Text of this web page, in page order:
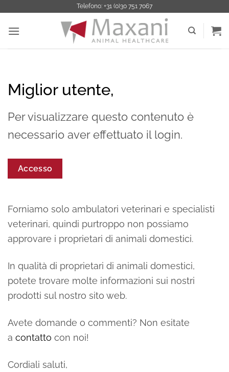
contenuti
Telefono: +31 (0)30 751 7067
Miglior utente,
Per visualizzare questo contenuto è
necessario aver effettuato il login.
Accesso
Forniamo solo ambulatori veterinari e specialisti
veterinari, quindi purtroppo non possiamo
approvare i proprietari di animali domestici.
In qualità di proprietari di animali domestici,
potete trovare molte informazioni sui nostri
prodotti sul nostro sito web.
Avete domande o commenti? Non esitate
a contatto con noi!
Cordiali saluti,